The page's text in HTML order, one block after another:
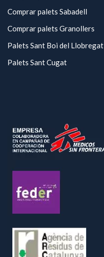
Comprar palets Sabadell
Comprar palets Granollers
Palets Sant Boi del Llobregat
Palets Sant Cugat